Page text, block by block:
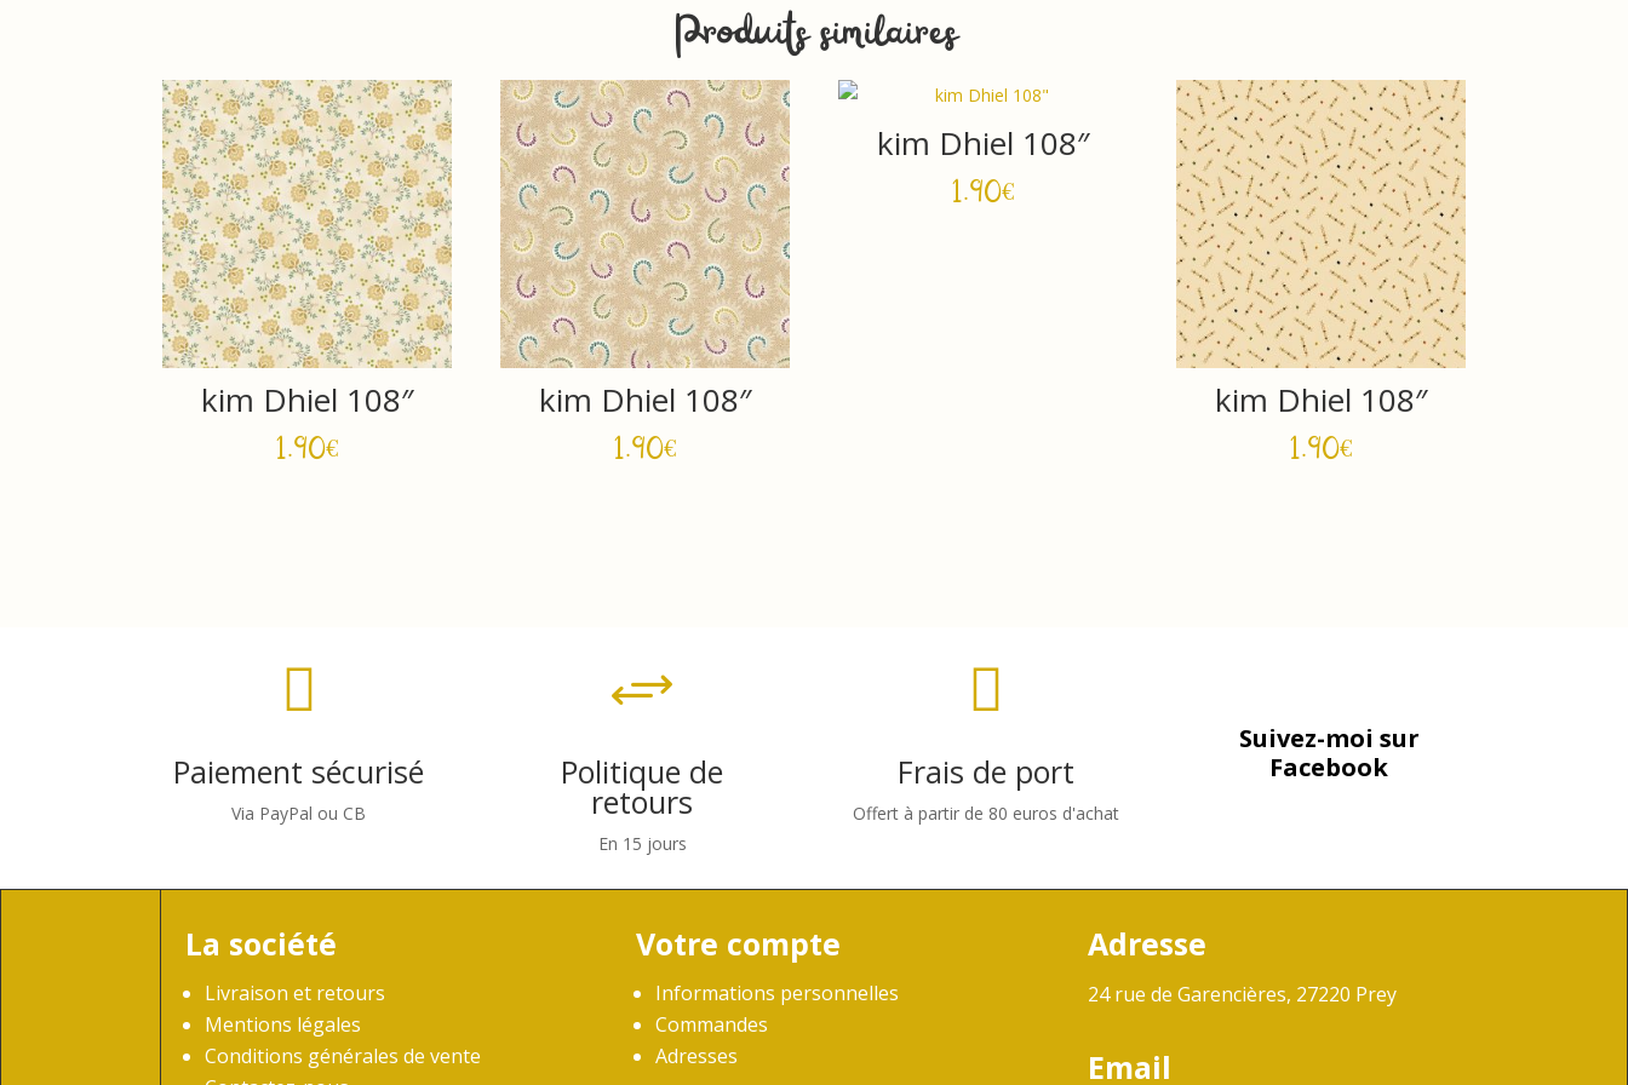
Produits similaires
kim Dhiel 108″
1.90€
kim Dhiel 108″
1.90€
kim Dhiel 108″
1.90€
kim Dhiel 108″
1.90€

Paiement sécurisé
Via PayPal ou CB
+
Politique de
retours
En 15 jours

Frais de port
Offert à partir de 80 euros d'achat
Suivez-moi sur
Facebook
La société
Livraison et retours
Mentions légales
Conditions générales de vente
Votre compte
Informations personnelles
Commandes
Adresses
Adresse
24 rue de Garencières, 27220 Prey
Email